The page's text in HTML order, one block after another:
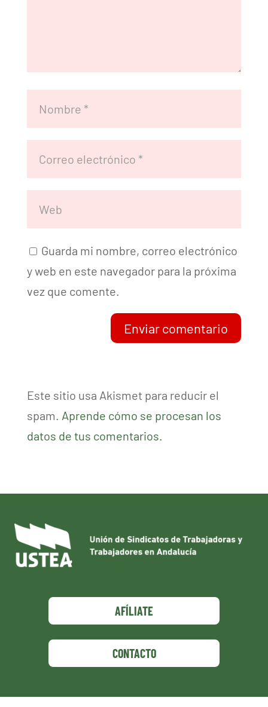
Guarda mi nombre, correo electrónico
y web en este navegador para la próxima
vez que comente.
Enviar comentario
Este sitio usa Akismet para reducir el
spam. Aprende cómo se procesan los
datos de tus comentarios.
AFÍLIATE
CONTACTO